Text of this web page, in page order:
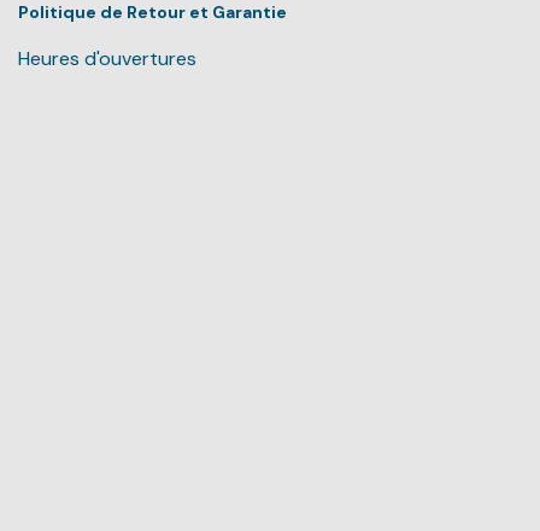
Politique de Retour et Garantie
Heures d'ouvertures